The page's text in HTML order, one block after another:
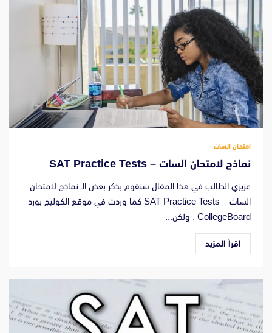
امتحان السات
نماذج لامتحان السات – SAT Practice Tests
عزيزي الطالب في هذا المقال سنقوم بذكر بعض الـ نماذج لامتحان
السات – SAT Practice Tests كما وردت في موقع الكوليج بورد
CollegeBoard . ولكن...
اقرأ المزيد